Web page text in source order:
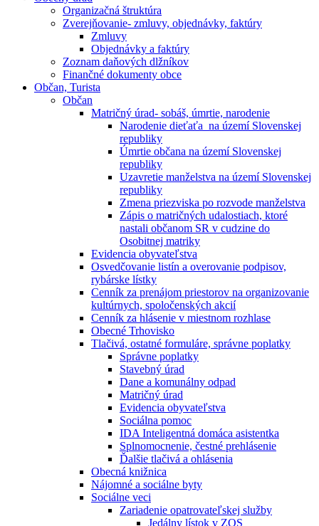
Organizačná štruktúra
Zverejňovanie- zmluvy, objednávky, faktúry
Zmluvy
Objednávky a faktúry
Zoznam daňových dlžníkov
Finančné dokumenty obce
Občan, Turista
Občan
Matričný úrad- sobáš, úmrtie, narodenie
Narodenie dieťaťa na území Slovenskej
republiky
Úmrtie občana na území Slovenskej
republiky
Uzavretie manželstva na území Slovenskej
republiky
Zmena priezviska po rozvode manželstva
Zápis o matričných udalostiach, ktoré
nastali občanom SR v cudzine do
Osobitnej matriky
Evidencia obyvateľstva
Osvedčovanie listín a overovanie podpisov,
rybárske lístky
Cenník za prenájom priestorov na organizovanie
kultúrnych, spoločenských akcií
Cenník za hlásenie v miestnom rozhlase
Obecné Trhovisko
Tlačivá, ostatné formuláre, správne poplatky
Správne poplatky
Stavebný úrad
Dane a komunálny odpad
Matričný úrad
Evidencia obyvateľstva
Sociálna pomoc
IDA Inteligentná domáca asistentka
Splnomocnenie, čestné prehlásenie
Ďalšie tlačivá a ohlásenia
Obecná knižnica
Nájomné a sociálne byty
Sociálne veci
Zariadenie opatrovateľskej služby
Jedálny lístok v ZOS